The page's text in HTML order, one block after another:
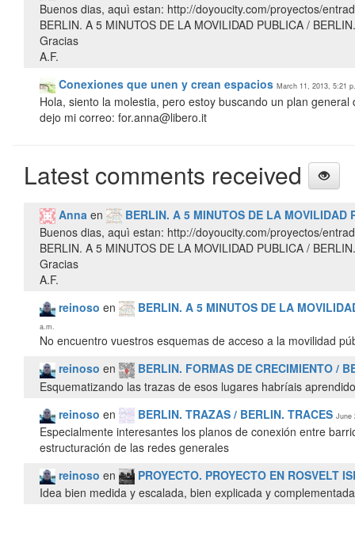
Buenos dias, aquì estan: http://doyoucity.com/proyectos/
BERLIN. A 5 MINUTOS DE LA MOVILIDAD PUBLICA /
Gracias
A.F.
Conexiones que unen y crean espacios March 11, 2013, 5:21
Hola, siento la molestia, pero estoy buscando un plan
dejo mi correo: for.anna@libero.it
Latest comments received
Anna en
BERLIN. A 5 MINUTOS DE LA
Buenos dias, aquì estan: http://doyoucity.com/proyectos/
BERLIN. A 5 MINUTOS DE LA MOVILIDAD PUBLICA /
Gracias
A.F.
reinoso en BERLIN. A 5 MINUTOS DE LA
a.m.
No encuentro vuestros esquemas de acceso a la movilidad
reinoso en
BERLIN. FORMAS DE CRECIMIENTO /
Esquematizando las trazas de esos lugares habríais
reinoso en BERLIN. TRAZAS / BERLIN. TRACES June
Especialmente interesantes los planos de conexión entre
estructuración de las redes generales
reinoso en
PROYECTO. PROYECTO EN ROSVELT
Idea bien medida y escalada, bien explicada y